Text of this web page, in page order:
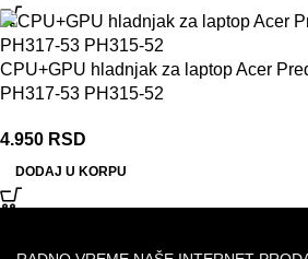
CPU+GPU hladnjak za laptop Acer
PH317-53 PH315-52
4.950 RSD
DODAJ U KORPU